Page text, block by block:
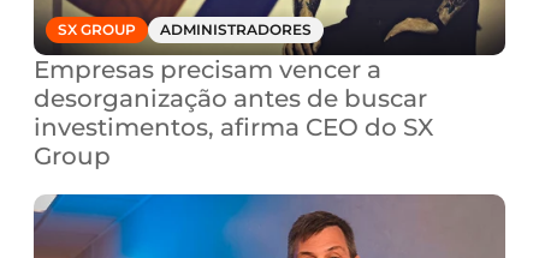
SX GROUP ADMINISTRADORES
Empresas precisam vencer a
desorganização antes de buscar
investimentos, afirma CEO do SX
Group